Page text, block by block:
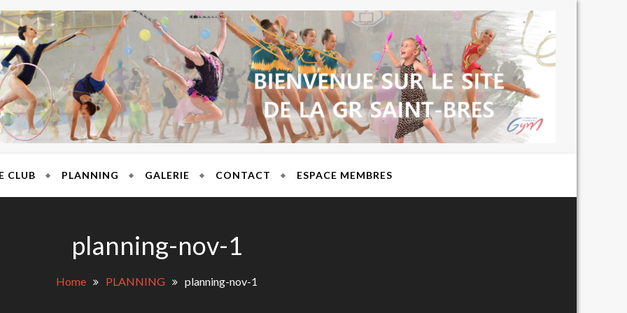
BRES
CLUB PLANNING GALERIE CONTACT ESPACE MEMBRES
planning-nov-1
Home PLANNING planning-nov-1